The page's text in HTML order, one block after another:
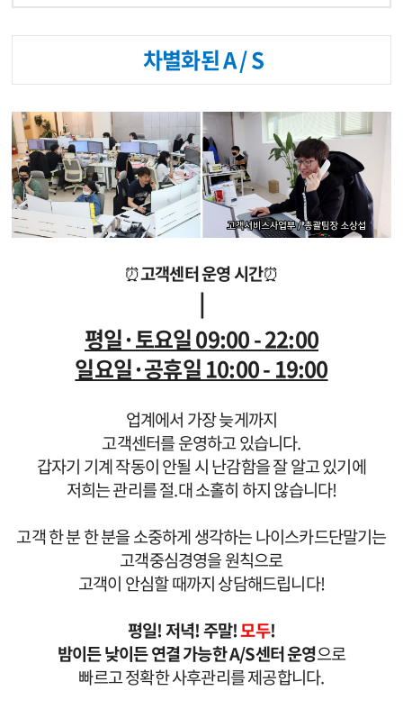
차별화된 A / S
⏰고객센터 운영 시간⏰
ㅣ
평일·토요일 09:00 - 22:00
일요일·공휴일 10:00 - 19:00
업계에서 가장 늦게까지
고객센터를 운영하고 있습니다.
갑자기 기계 작동이 안될 시 난감함을 잘 알고 있기에
저희는 관리를 절.대 소홀히 하지 않습니다!
고객 한 분 한 분을 소중하게 생각하는 나이스카드단말기는
고객중심경영을 원칙으로
고객이 안심할 때까지 상담해드립니다!
평일! 저녁! 주말!모두!
밤이든 낮이든 연결 가능한 A/S센터 운영으로
빠르고 정확한 사후관리를 제공합니다.